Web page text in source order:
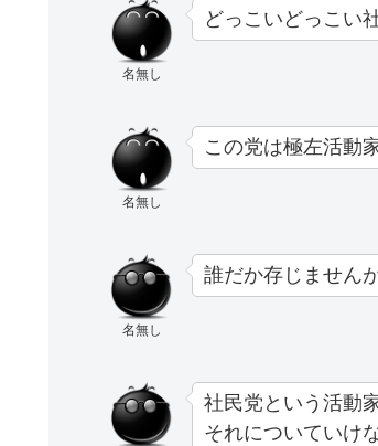
名無し
どっこいどっこい
名無し
この党は極左活動
名無し
誰だか存じません
社民党という活動家
それについていけ